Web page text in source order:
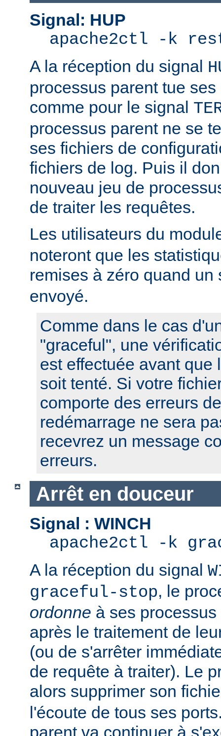
Signal: HUP
apache2ctl -k
A la réception du signal
processus parent tue
comme pour le signal
processus parent ne se
ses fichiers de
fichiers de log. Puis il
nouveau jeu de
de traiter les requêtes.
Les utilisateurs du
noteront que les
remises à zéro quand
envoyé.
Comme dans le cas
"graceful", une
est effectuée avant que
soit tenté. Si votre
comporte des erreurs
redémarrage ne sera
recevrez un message
erreurs.
Arrêt en douceur
Signal : WINCH
apache2ctl -k
A la réception du signal
graceful-stop, le
ordonne à ses
après le traitement de
(ou de s'arrêter
de requête à traiter). Le
alors supprimer son
l'écoute de tous ses
parent va continuer à